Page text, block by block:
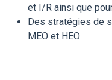
et I/R ainsi que
Des stratégies de
MEO et HEO